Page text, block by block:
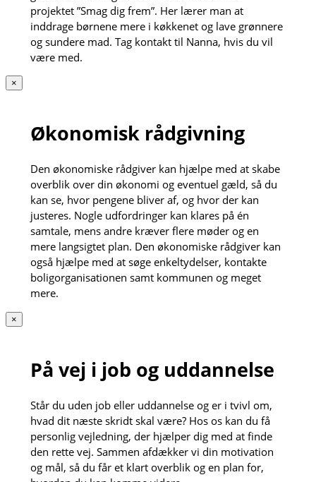
projektet ”Smag dig frem”. Her lærer man at
inddrage børnene mere i køkkenet og lave grønnere
og sundere mad. Tag kontakt til Nanna, hvis du vil
være med.
×
Økonomisk rådgivning
Den økonomiske rådgiver kan hjælpe med at skabe
overblik over din økonomi og eventuel gæld, så du
kan se, hvor pengene bliver af, og hvor der kan
justeres. Nogle udfordringer kan klares på én
samtale, mens andre kræver flere møder og en
mere langsigtet plan. Den økonomiske rådgiver kan
også hjælpe med at søge enkeltydelser, kontakte
boligorganisationen samt kommunen og meget
mere.
×
På vej i job og uddannelse
Står du uden job eller uddannelse og er i tvivl om,
hvad dit næste skridt skal være? Hos os kan du få
personlig vejledning, der hjælper dig med at finde
den rette vej. Sammen afdækker vi din motivation
og mål, så du får et klart overblik og en plan for,